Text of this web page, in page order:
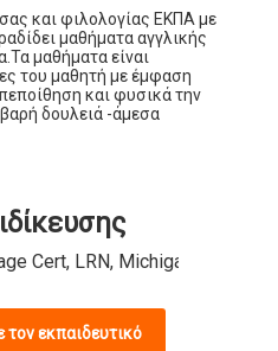
και φιλολογίας ΕΚΠΑ με
μαθήματα αγγλικής
μαθήματα είναι
του μαθητή με έμφαση
και φυσικά την
δουλειά -άμεσα
Cert, LRN, Michigan, MSU,
τον εκπαιδευτικό